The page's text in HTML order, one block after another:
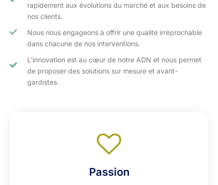
rapidement aux évolutions du marché et aux besoins de
nos clients.​
Nous nous engageons à offrir une qualité irréprochable
dans chacune de nos interventions.
L'innovation est au cœur de notre ADN et nous permet
de proposer des solutions sur mesure et avant-
gardistes.
Passion